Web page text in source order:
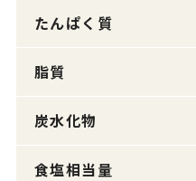
たんぱく質
脂質
炭水化物
食塩相当量